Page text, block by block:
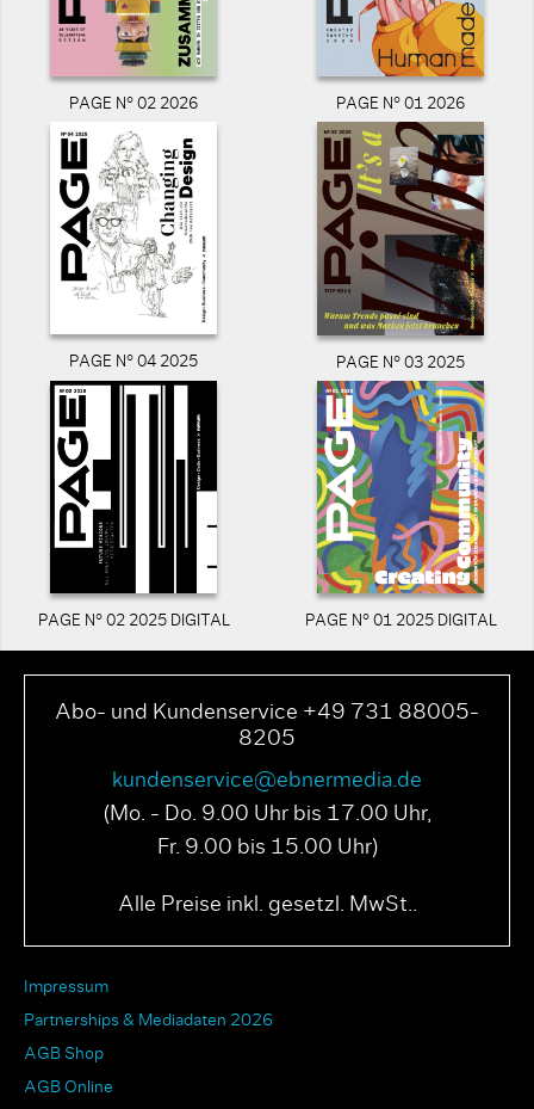
PAGE N° 02 2026 PAGE N° 01 2026
PAGE N° 04 2025 PAGE N° 03 2025
PAGE N° 02 2025 DIGITAL PAGE N° 01 2025 DIGITAL
Abo- und Kundenservice +49 731 88005-
8205
kundenservice@ebnermedia.de
(Mo. - Do. 9.00 Uhr bis 17.00 Uhr,
Fr. 9.00 bis 15.00 Uhr)
Alle Preise inkl. gesetzl. MwSt..
Impressum
Partnerships & Mediadaten 2026
AGB Shop
AGB Online